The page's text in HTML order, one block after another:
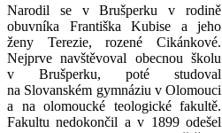
Narodil se v Brušperku v rodině
obuvníka Františka Kubise a jeho
ženy Terezie, rozené Cikánkové.
Nejprve navštěvoval obecnou školu
v Brušperku, poté studoval
na Slovanském gymnáziu v Olomouci
a na olomoucké teologické fakultě.
Fakultu nedokončil a v 1899 odešel